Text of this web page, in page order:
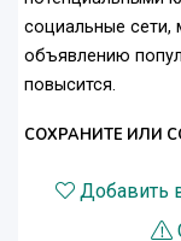
социальные
объявлению
повысится.
СОХРАНИТЕ ИЛИ
Добавить